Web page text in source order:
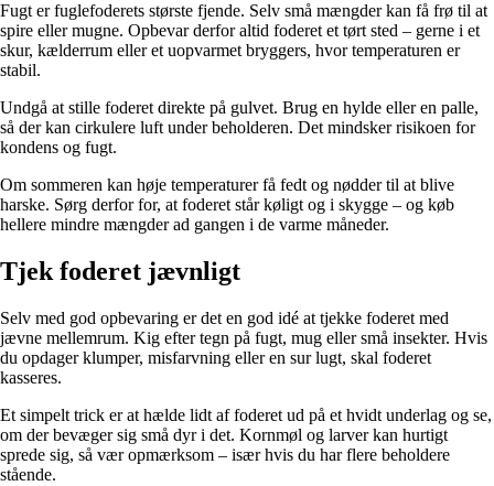
Fugt er fuglefoderets største fjende. Selv små mængder kan få frø til at
spire eller mugne. Opbevar derfor altid foderet et tørt sted – gerne i et
skur, kælderrum eller et uopvarmet bryggers, hvor temperaturen er
stabil.
Undgå at stille foderet direkte på gulvet. Brug en hylde eller en palle,
så der kan cirkulere luft under beholderen. Det mindsker risikoen for
kondens og fugt.
Om sommeren kan høje temperaturer få fedt og nødder til at blive
harske. Sørg derfor for, at foderet står køligt og i skygge – og køb
hellere mindre mængder ad gangen i de varme måneder.
Tjek foderet jævnligt
Selv med god opbevaring er det en god idé at tjekke foderet med
jævne mellemrum. Kig efter tegn på fugt, mug eller små insekter. Hvis
du opdager klumper, misfarvning eller en sur lugt, skal foderet
kasseres.
Et simpelt trick er at hælde lidt af foderet ud på et hvidt underlag og se,
om der bevæger sig små dyr i det. Kornmøl og larver kan hurtigt
sprede sig, så vær opmærksom – især hvis du har flere beholdere
stående.